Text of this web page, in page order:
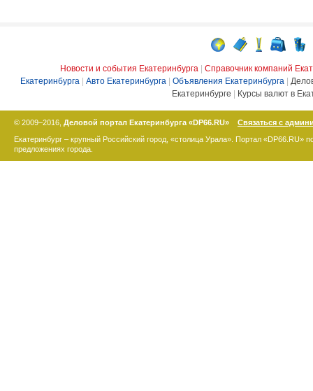
Новости и события Екатеринбурга
Справочник компаний
Екатеринбурга
Авто Екатеринбурга Объявления Екатеринбурга
Екатеринбурге
Курсы валют в
© 2009–2016, Деловой портал Екатеринбурга «DP66.RU»
Связаться с
Екатеринбург – крупный Российский город, «столица Урала». Портал «DP66.RU»
предложениях города.